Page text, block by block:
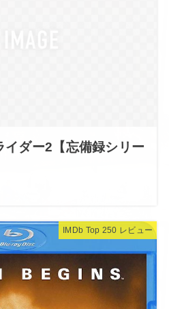
イダー2【忘備録シリー
IMDb Top 250 レビュー